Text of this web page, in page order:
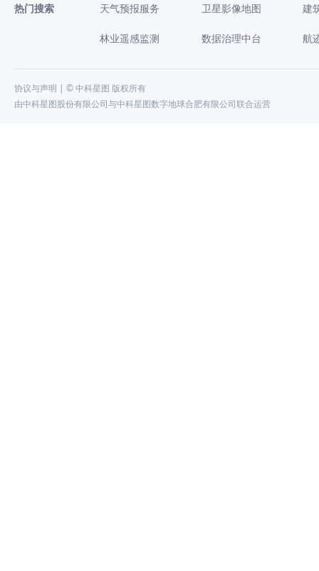
热门搜索 天气预报服务 卫星影像地图 建
林业遥感监测 数据治理中台 航
协议与声明 | © 中科星图 版权所有
由中科星图股份有限公司与中科星图数字地球合肥有限公司联合运营